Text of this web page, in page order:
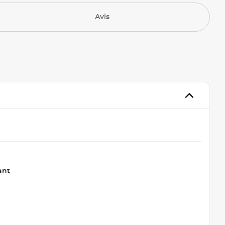
Avis